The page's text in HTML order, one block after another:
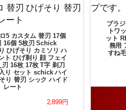
5 カスタム 替刃 17個
16個 5枚刃 Schick
ひげそり カミソリ ハ
ト ひげ剃り 顔 フェイ
16枚 17枚 T字 剃刀
り セット schick ハイ
り 替刃 シック ハイド
レート
2,899円
ブラ
トワ
ット
務用
すね